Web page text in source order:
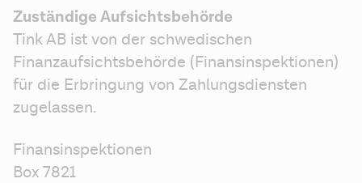
Zuständige Aufsichtsbehörde
Tink AB ist von der schwedischen
Finanzaufsichtsbehörde (Finansinspektionen)
für die Erbringung von Zahlungsdiensten
zugelassen.
Finansinspektionen
Box 7821